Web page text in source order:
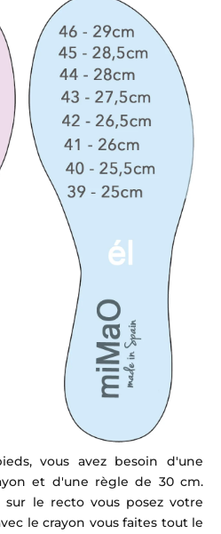
vous avez besoin d'une
et d'une règle de 30 cm.
sur le recto vous posez votre
le crayon vous faites tout le